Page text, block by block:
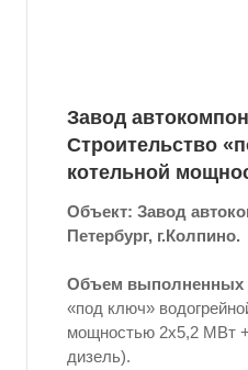
Завод
Строительство
котельной
Объект: Завод
Петербург, г.Колпино.
Объем выполненных
«под ключ»
мощностью 2x5,2 МВт
дизель).